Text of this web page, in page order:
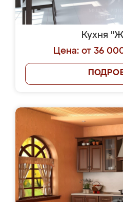
Кухня
Цена: от 36